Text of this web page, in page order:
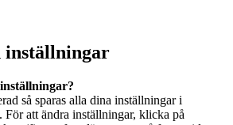
inställningar
så sparas alla dina inställningar i
För att ändra inställningar, klicka på